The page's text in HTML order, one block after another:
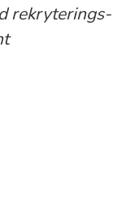
rekryterings-